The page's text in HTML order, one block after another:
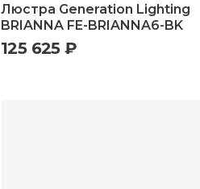
быстрый просмотр
Люстра Generation Lighting
BRIANNA FE-BRIANNA6-BK
125 625 ₽